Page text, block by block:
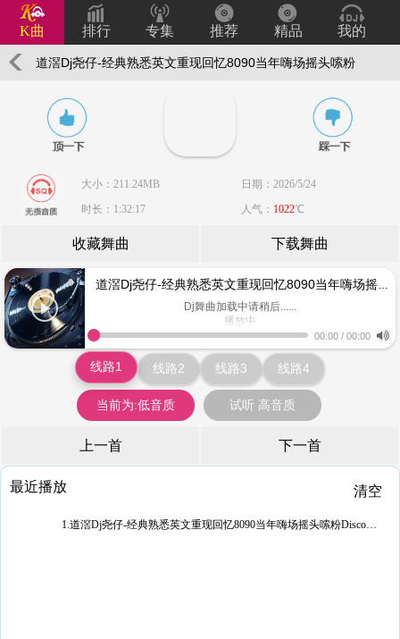
K曲 排行 专集 推荐 精品 我的
道滘Dj尧仔-经典熟悉英文重现回忆8090当年嗨场摇头嗦粉
Disco音乐串烧(珍藏)
大小：211.24MB
日期：2026/5/24
时长：1:32:17
人气： 1022℃
收藏舞曲 下载舞曲
道滘Dj尧仔-经典熟悉英文重现回忆8090当年嗨场摇头嗦粉Disco音乐串烧(珍藏)
Dj舞曲加载中请稍后......
播放中
www.keiqu.com
00:00 / 00:00
线路1 线路2 线路3 线路4
当前为:低音质 试听 高音质
上一首 下一首
最近播放 清空
1.道滘Dj尧仔-经典熟悉英文重现回忆8090当年嗨场摇头嗦粉Disco音乐串烧(珍藏)